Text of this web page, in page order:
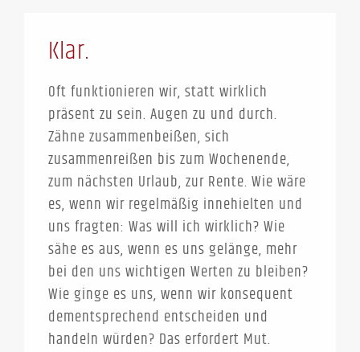
Klar.
Oft funktionieren wir, statt wirklich
präsent zu sein. Augen zu und durch.
Zähne zusammenbeißen, sich
zusammenreißen bis zum Wochenende,
zum nächsten Urlaub, zur Rente. Wie wäre
es, wenn wir regelmäßig innehielten und
uns fragten: Was will ich wirklich? Wie
sähe es aus, wenn es uns gelänge, mehr
bei den uns wichtigen Werten zu bleiben?
Wie ginge es uns, wenn wir konsequent
dementsprechend entscheiden und
handeln würden? Das erfordert Mut.